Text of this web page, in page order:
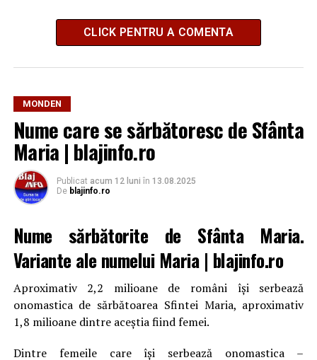
CLICK PENTRU A COMENTA
MONDEN
Nume care se sărbătoresc de Sfânta
Maria | blajinfo.ro
Publicat acum 12 luni în 13.08.2025
De blajinfo.ro
Nume sărbătorite de Sfânta Maria.
Variante ale numelui Maria | blajinfo.ro
Aproximativ 2,2 milioane de români își serbează
onomastica de sărbătoarea Sfintei Maria, aproximativ
1,8 milioane dintre aceștia fiind femei.
Dintre femeile care își serbează onomastica –